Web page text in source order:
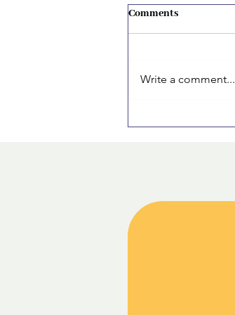
Comments
Write a comment...